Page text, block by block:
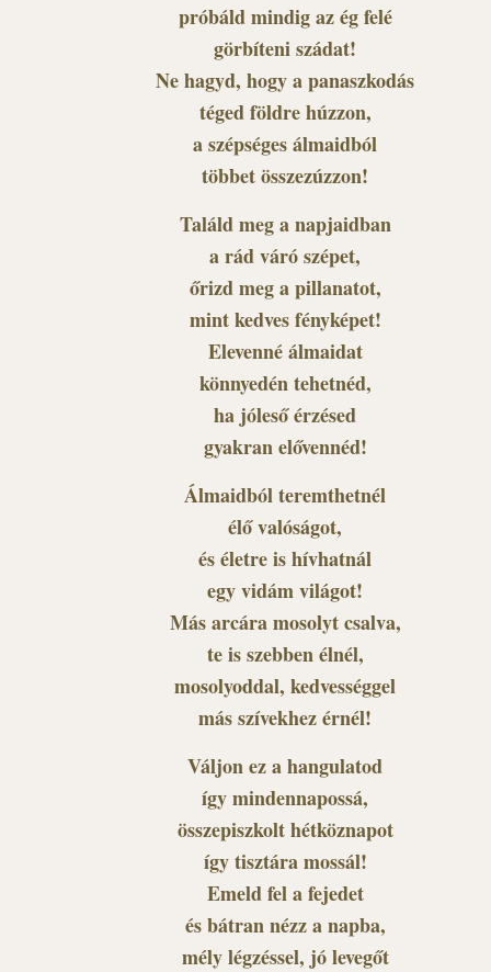
próbáld mindig az ég felé
görbíteni szádat!
Ne hagyd, hogy a panaszkodás
téged földre húzzon,
a szépséges álmaidból
többet összezúzzon!
Találd meg a napjaidban
a rád váró szépet,
őrizd meg a pillanatot,
mint kedves fényképet!
Elevenné álmaidat
könnyedén tehetnéd,
ha jóleső érzésed
gyakran elővennéd!
Álmaidból teremthetnél
élő valóságot,
és életre is hívhatnál
egy vidám világot!
Más arcára mosolyt csalva,
te is szebben élnél,
mosolyoddal, kedvességgel
más szívekhez érnél!
Váljon ez a hangulatod
így mindennapossá,
összepiszkolt hétköznapot
így tisztára mossál!
Emeld fel a fejedet
és bátran nézz a napba,
mély légzéssel, jó levegőt